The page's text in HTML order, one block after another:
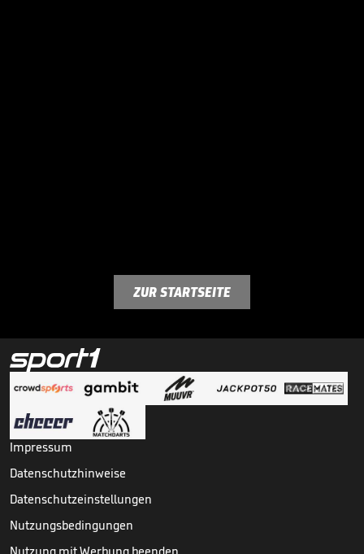
ZUR STARTSEITE
Impressum
Datenschutzhinweise
Datenschutzeinstellungen
Nutzungsbedingungen